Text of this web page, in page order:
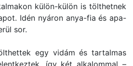
külön-külön is tölthetnek
Idén nyáron anya-fia és apa-
sor.
egy vidám és tartalmas
így két alkalommal –